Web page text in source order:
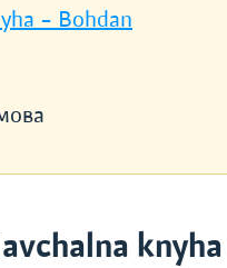
– Bohdan